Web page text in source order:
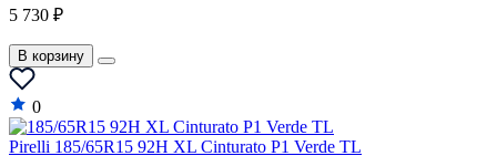
5 730 ₽
В корзину
0
Pirelli 185/65R15 92H XL Cinturato P1 Verde TL